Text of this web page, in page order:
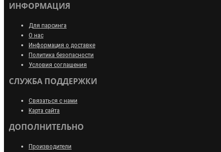
ИНФОРМАЦИЯ
Для парсинга
О нас
Информация о доставке
Политика безопасности
Условия соглашения
СЛУЖБА ПОДДЕРЖКИ
Связаться с нами
Карта сайта
ДОПОЛНИТЕЛЬНО
Производители